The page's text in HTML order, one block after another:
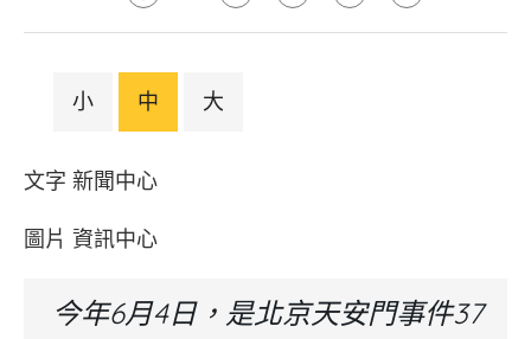
小 中 大
文字 新聞中心
圖片 資訊中心
今年6月4日，是北京天安門事件37